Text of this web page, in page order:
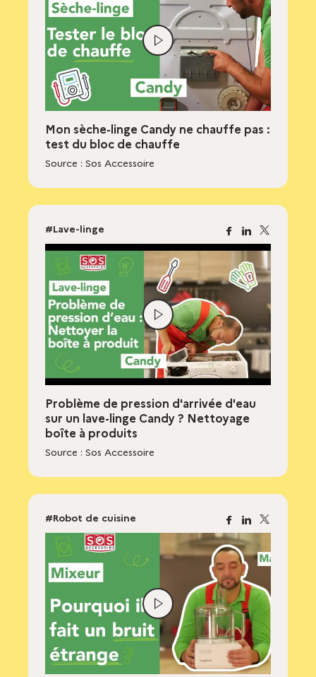
Mon sèche-linge Candy ne chauffe pas :
test du bloc de chauffe
Source : Sos Accessoire
Lire
la
vidéo
Problème de pression d'arrivée d'eau
sur un lave-linge Candy ? Nettoyage
boîte à produits
Source : Sos Accessoire
#Lave-linge Facebook
Linkedin
X
Lire
la
vidéo
#Robot de cuisine Facebook
Linkedin
X
Lire
la
vidéo